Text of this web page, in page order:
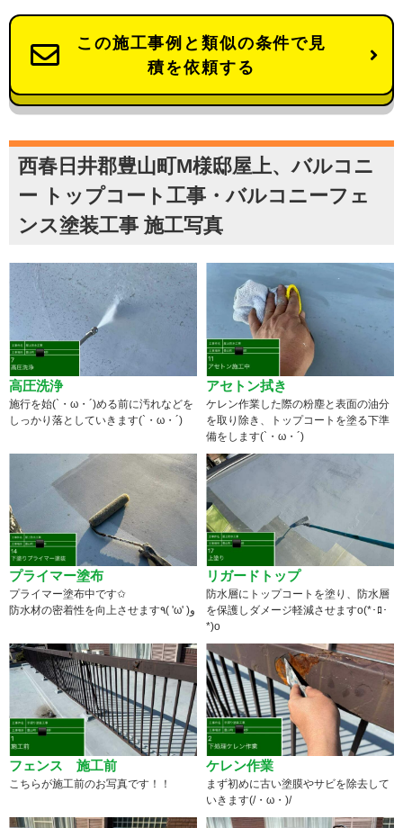
この施工事例と類似の条件で見
積を依頼する
西春日井郡豊山町M様邸屋上、バルコニ
ー トップコート工事・バルコニーフェ
ンス塗装工事 施工写真
高圧洗浄
施行を始(`・ω・´)める前に汚れなどを
しっかり落としていきます(`・ω・´)
アセトン拭き
ケレン作業した際の粉塵と表面の油分
を取り除き、トップコートを塗る下準
備をします(`・ω・´)
プライマー塗布
プライマー塗布中です✩
防水材の密着性を向上させます٩( 'ω' )و
リガードトップ
防水層にトップコートを塗り、防水層
を保護しダメージ軽減させますo(*･ﾛ･
*)o
フェンス 施工前
こちらが施工前のお写真です！！
ケレン作業
まず初めに古い塗膜やサビを除去して
いきます(/・ω・)/